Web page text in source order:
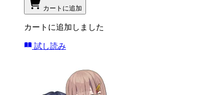
カートに追加
カートに追加しました
試し読み